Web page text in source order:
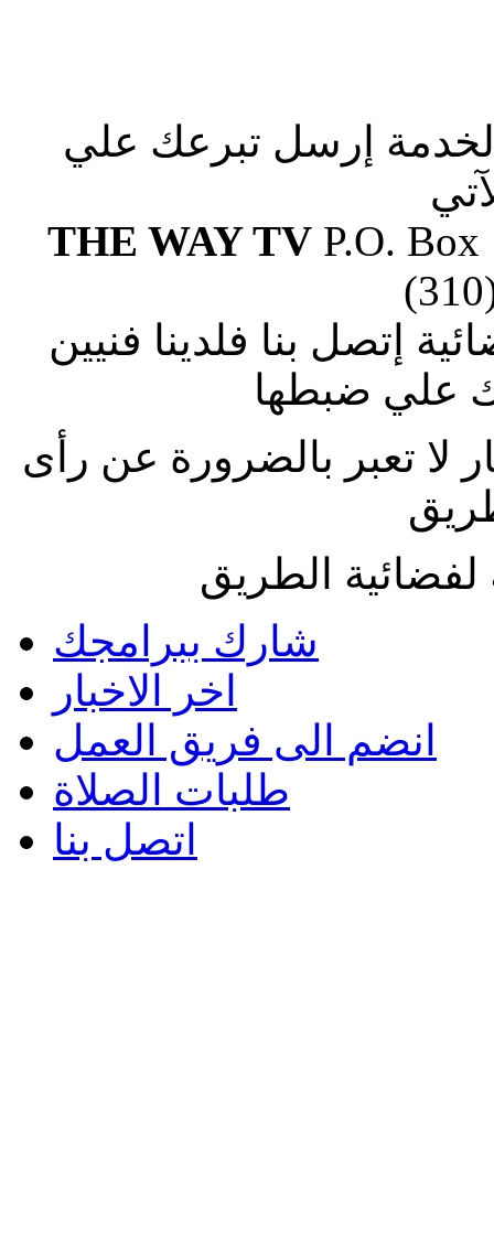
إرسل تبرعك علي
THE WAY TVP.O. Box
إتصل بنا فلدينا فنيين
علي ضبطها
لا تعبر بالضرورة عن رأى
الطريق
شارك ببرامجك
اخر الاخبار
انضم الى فريق العمل
طلبات الصلاة
اتصل بنا